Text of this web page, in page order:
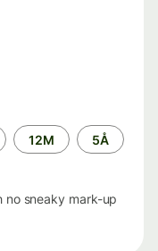
12M 5Å
no sneaky mark-up